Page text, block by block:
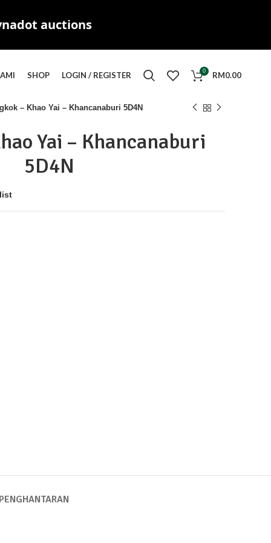
SHOP LOGIN / REGISTER 0 RM0.00
– Khao Yai – Khancanaburi 5D4N
Yai – Khancanaburi
5D4N
PENGHANTARAN
auctions